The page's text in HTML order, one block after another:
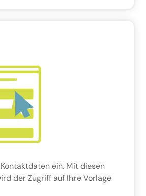
ein. Mit diesen
der Zugriff auf Ihre Vorlage